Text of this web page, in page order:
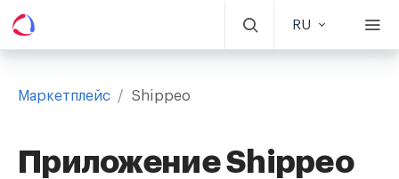
RU
Маркетплейс / Shippeo
Приложение Shippeo